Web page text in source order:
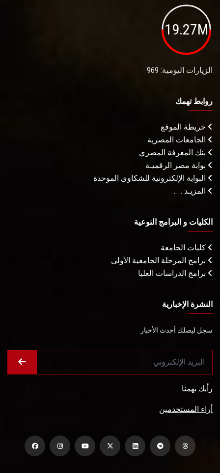
19.27M
الزيارات اليومية: 969
روابط تهمك
خريطة الموقع
الجامعات المصرية
بنك المعرفة المصري
بوابة مصر الرقميـة
البوابة الإلكترونية للشكاوى الموحدة
المزيـد . . .
الكليات و البرامج النوعية
كليات الجامعة
برامج المرحلة الجامعية الأولى
برامج الدراسات العليا
النشرة الإخبارية
سجل ليصلك أحدث الأخبار
رأيك يهمنا
أراء المستخدمين